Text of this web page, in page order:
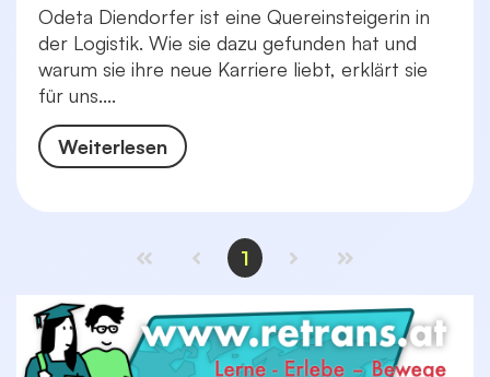
Odeta Diendorfer ist eine Quereinsteigerin in
der Logistik. Wie sie dazu gefunden hat und
warum sie ihre neue Karriere liebt, erklärt sie
für uns....
Weiterlesen
First PagePrevious Page
1 Next PageLast Page